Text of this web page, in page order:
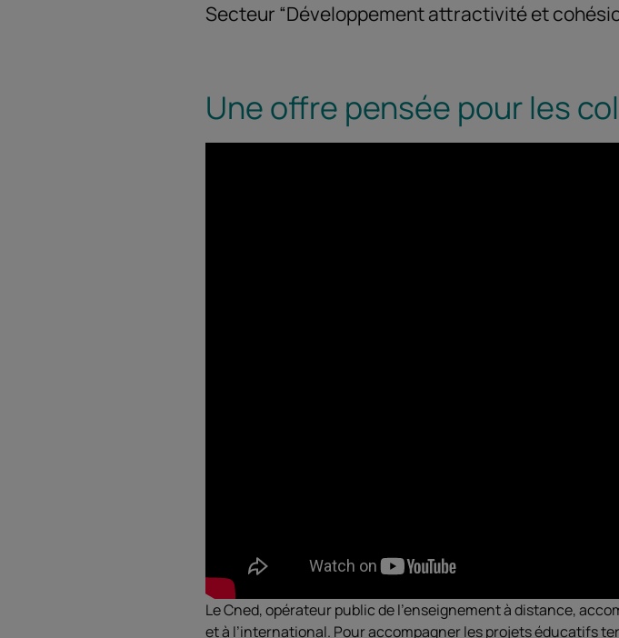
Secteur “Développement attractivité et
Une offre pensée pour les
Le Cned, opérateur public de l’enseignement à distance,
et à l’international. Pour accompagner les projets éducatifs